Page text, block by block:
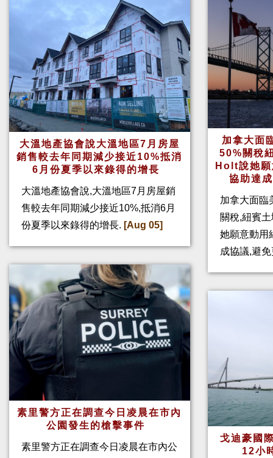
大溫地產協會說大溫地區7月房屋
銷售較去年同期減少接近10%抵消
6月份夏季以來錄得的增長
大溫地產協會說,大溫地區7月房屋銷
售較去年同期減少接近10%,抵消6月
份夏季以來錄得的增長. [Aug 05]
素里警方正在調查今日凌晨在市內
公園發生的槍擊事件
素里警方正在調查今日凌晨在市內公
加拿大面
50%關稅
Holt說她
協助達
加拿大面臨
關稅,紐賓
她願意動用
成協議,避
戈迪豪國
12小